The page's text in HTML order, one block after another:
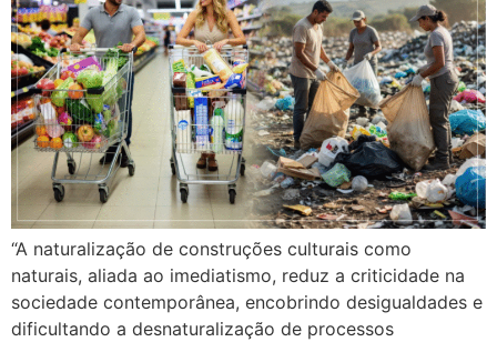
“A naturalização de construções culturais como
naturais, aliada ao imediatismo, reduz a criticidade na
sociedade contemporânea, encobrindo desigualdades e
dificultando a desnaturalização de processos